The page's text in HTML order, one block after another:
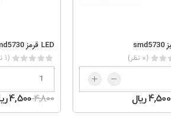
(0 نظر)
4,500 ریال
LED قرمز smd5730
(1 نظر)
4,8004,500 ریال